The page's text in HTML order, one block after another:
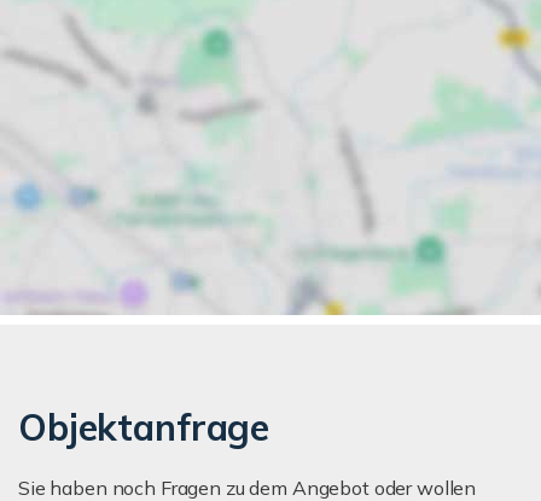
Objektanfrage
Sie haben noch Fragen zu dem Angebot oder wollen